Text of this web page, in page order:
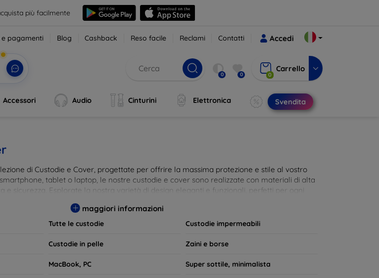
più facilmente
e pagamenti Blog Cashback Reso facile Reclami Contatti Accedi
0 0 0
Carrello
Accessori Audio Cinturini Elettronica Svendita
di Custodie e Cover, progettate per offrire la massima protezione e stile al vostro
tablet o laptop, le nostre custodie e cover sono realizzate con materiali di alta
e sicurezza. Esplorate la nostra varietà di design eleganti e funzionali, perfetti per ogni
maggiori informazioni
Tutte le custodie Custodie impermeabili
Custodie in pelle Zaini e borse
MacBook, PC Super sottile, minimalista